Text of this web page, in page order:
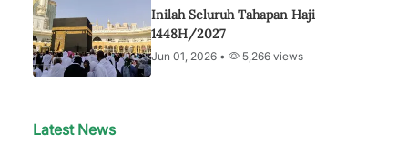
Inilah Seluruh Tahapan Haji
1448H/2027
Jun 01, 2026 • 5,266 views
Latest News